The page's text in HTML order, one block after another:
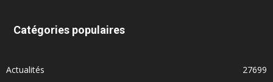
Catégories populaires
Actualités
27699